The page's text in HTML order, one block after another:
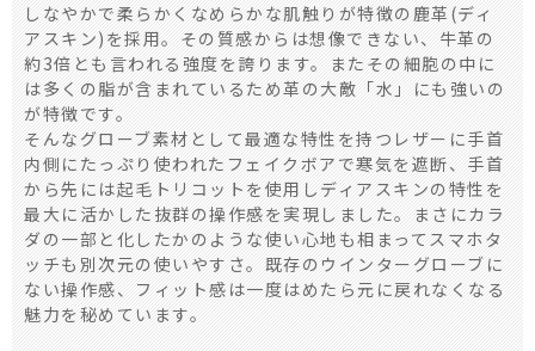
しなやかで柔らかくなめらかな肌触りが特徴の鹿革(ディ
アスキン)を採用。その質感からは想像できない、牛革の
約3倍とも言われる強度を誇ります。またその細胞の中に
は多くの脂が含まれているため革の大敵「水」にも強いの
が特徴です。
そんなグローブ素材として最適な特性を持つレザーに手首
内側にたっぷり使われたフェイクボアで寒気を遮断、手首
から先には起毛トリコットを使用しディアスキンの特性を
最大に活かした抜群の操作感を実現しました。まさにカラ
ダの一部と化したかのような使い心地も相まってスマホタ
ッチも別次元の使いやすさ。既存のウインターグローブに
ない操作感、フィット感は一度はめたら元に戻れなくなる
魅力を秘めています。